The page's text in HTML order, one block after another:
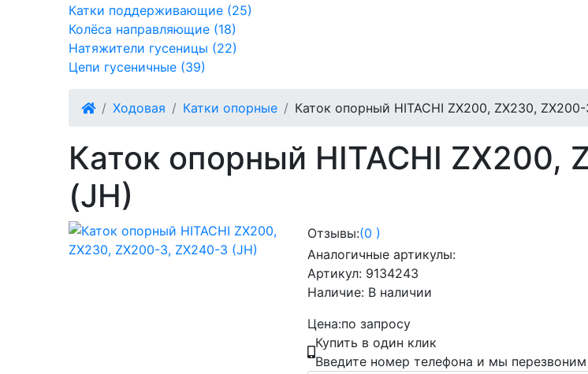
Катки поддерживающие (25)
Колёса направляющие (18)
Натяжители гусеницы (22)
Цепи гусеничные (39)
Ходовая Катки опорные Каток опорный HITACHI ZX200, ZX230,
Каток опорный HITACHI
(JH)
Отзывы:(0 )
Аналогичные артикулы:
Артикул: 9134243
Наличие: В наличии
Цена:по запросу
Купить в один клик
Введите номер телефона и мы перезвоним